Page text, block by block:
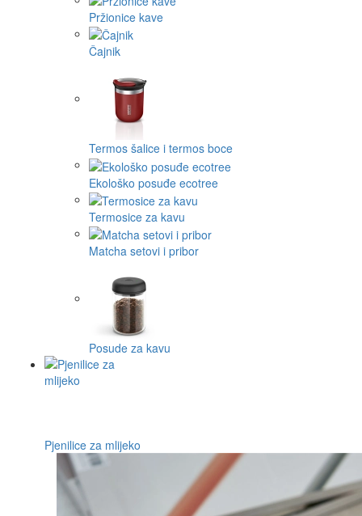
Pržionice kave
Čajnik
Termos šalice i termos boce
Ekološko posuđe ecotree
Termosice za kavu
Matcha setovi i pribor
Posude za kavu
Pjenilice za mlijeko